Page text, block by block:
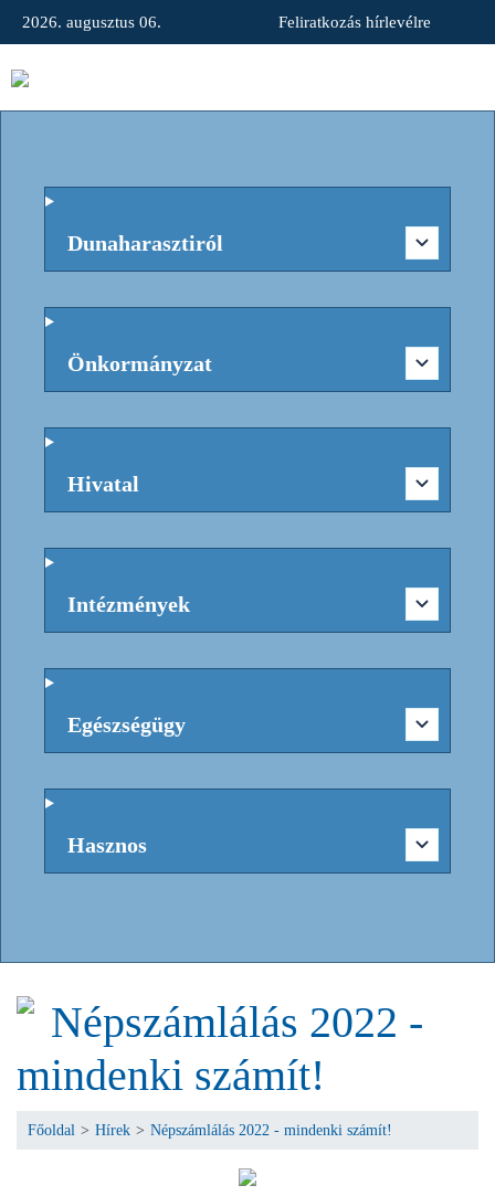
2026. augusztus 06. Feliratkozás hírlevélre
Dunaharasztiról
Önkormányzat
Hivatal
Intézmények
Egészségügy
Hasznos
Népszámlálás 2022 -
mindenki számít!
Főoldal > Hírek > Népszámlálás 2022 - mindenki számít!